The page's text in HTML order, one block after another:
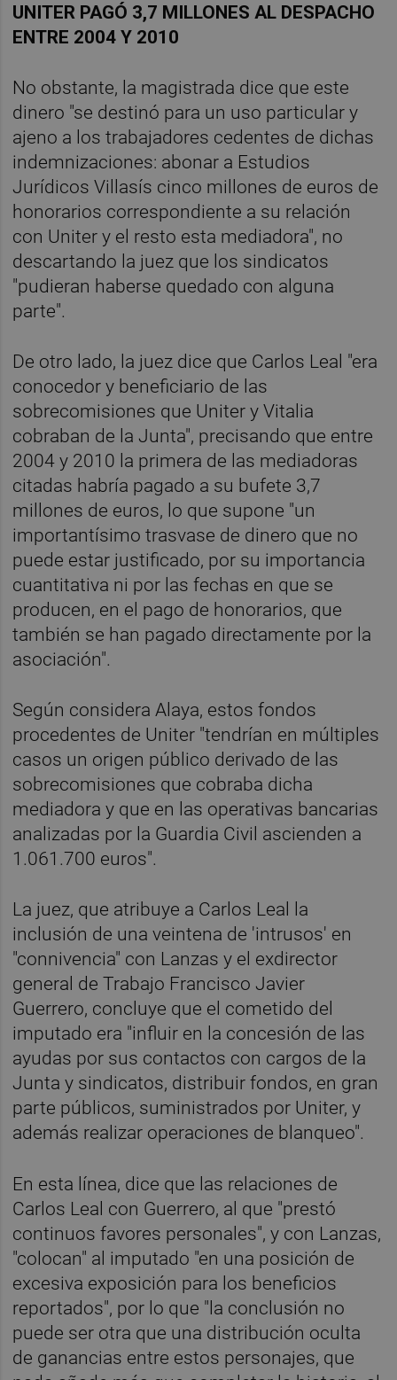
UNITER PAGÓ 3,7 MILLONES AL DESPACHO
ENTRE 2004 Y 2010
No obstante, la magistrada dice que este
dinero "se destinó para un uso particular y
ajeno a los trabajadores cedentes de dichas
indemnizaciones: abonar a Estudios
Jurídicos Villasís cinco millones de euros de
honorarios correspondiente a su relación
con Uniter y el resto esta mediadora", no
descartando la juez que los sindicatos
"pudieran haberse quedado con alguna
parte".
De otro lado, la juez dice que Carlos Leal "era
conocedor y beneficiario de las
sobrecomisiones que Uniter y Vitalia
cobraban de la Junta", precisando que entre
2004 y 2010 la primera de las mediadoras
citadas habría pagado a su bufete 3,7
millones de euros, lo que supone "un
importantísimo trasvase de dinero que no
puede estar justificado, por su importancia
cuantitativa ni por las fechas en que se
producen, en el pago de honorarios, que
también se han pagado directamente por la
asociación".
Según considera Alaya, estos fondos
procedentes de Uniter "tendrían en múltiples
casos un origen público derivado de las
sobrecomisiones que cobraba dicha
mediadora y que en las operativas bancarias
analizadas por la Guardia Civil ascienden a
1.061.700 euros".
La juez, que atribuye a Carlos Leal la
inclusión de una veintena de 'intrusos' en
"connivencia" con Lanzas y el exdirector
general de Trabajo Francisco Javier
Guerrero, concluye que el cometido del
imputado era "influir en la concesión de las
ayudas por sus contactos con cargos de la
Junta y sindicatos, distribuir fondos, en gran
parte públicos, suministrados por Uniter, y
además realizar operaciones de blanqueo".
En esta línea, dice que las relaciones de
Carlos Leal con Guerrero, al que "prestó
continuos favores personales", y con Lanzas,
"colocan" al imputado "en una posición de
excesiva exposición para los beneficios
reportados", por lo que "la conclusión no
puede ser otra que una distribución oculta
de ganancias entre estos personajes, que